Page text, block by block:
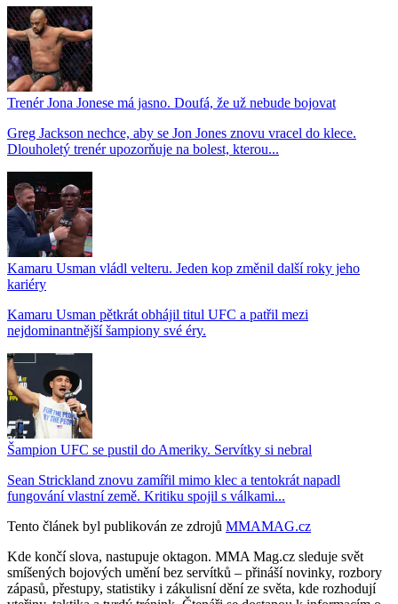
Trenér Jona Jonese má jasno. Doufá, že už nebude bojovat
Greg Jackson nechce, aby se Jon Jones znovu vracel do klece.
Dlouholetý trenér upozorňuje na bolest, kterou...
Kamaru Usman vládl velteru. Jeden kop změnil další roky jeho
kariéry
Kamaru Usman pětkrát obhájil titul UFC a patřil mezi
nejdominantnější šampiony své éry.
Šampion UFC se pustil do Ameriky. Servítky si nebral
Sean Strickland znovu zamířil mimo klec a tentokrát napadl
fungování vlastní země. Kritiku spojil s válkami...
Tento článek byl publikován ze zdrojů MMAMAG.cz
Kde končí slova, nastupuje oktagon. MMA Mag.cz sleduje svět
smíšených bojových umění bez servítků – přináší novinky, rozbory
zápasů, přestupy, statistiky i zákulisní dění ze světa, kde rozhodují